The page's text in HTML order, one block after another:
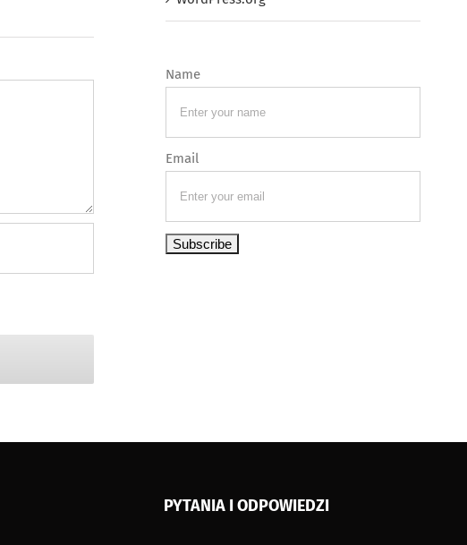
Name
Email
PYTANIA I ODPOWIEDZI